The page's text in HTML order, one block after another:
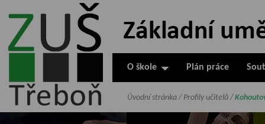
ZUŠ Třeboň -
Základní
umělecká škola
O škole Plán práce
Úvodní stránka / Profily učitelů /